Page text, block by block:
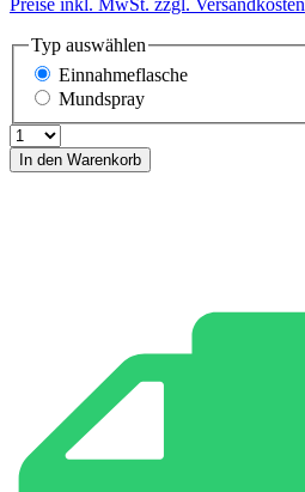
Typ auswählen
Einnahmeflasche
Mundspray
In den Warenkorb